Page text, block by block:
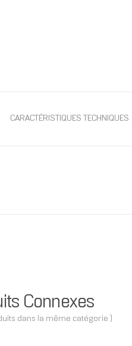
CARACTÉRISTIQUES TECHNIQUES
Connexes
dans la même catégorie )